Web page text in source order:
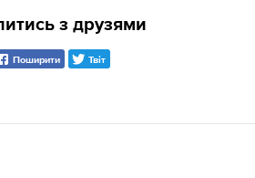
з друзями
Поширити Твіт